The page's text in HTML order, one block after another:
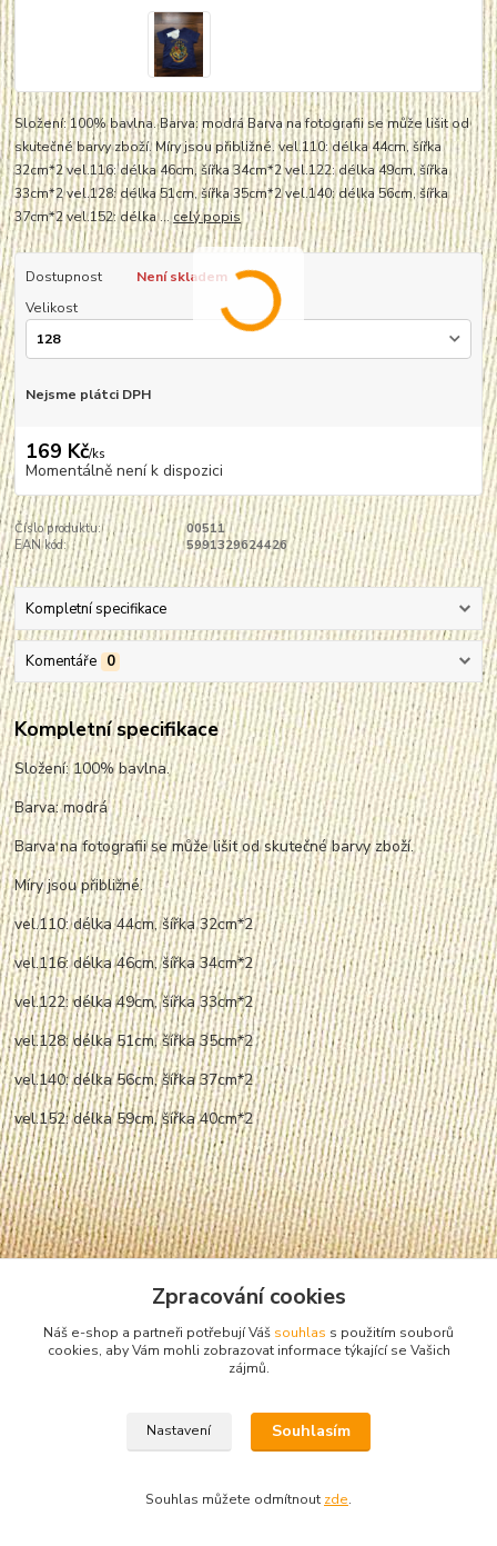
Složení: 100% bavlna. Barva: modrá Barva na fotografii se může lišit od
skutečné barvy zboží. Míry jsou přibližné. vel.110: délka 44cm, šířka
32cm*2 vel.116: délka 46cm, šířka 34cm*2 vel.122: délka 49cm, šířka
33cm*2 vel.128: délka 51cm, šířka 35cm*2 vel.140: délka 56cm, šířka
37cm*2 vel.152: délka ...celý popis
Dostupnost
Není skladem
Velikost
Nejsme plátci DPH
169 Kč/ks
Momentálně není k dispozici
Číslo produktu:
00511
EAN kód:
5991329624426
Kompletní specifikace
Komentáře 0
Kompletní specifikace
Složení: 100% bavlna.
Barva: modrá
Barva na fotografii se může lišit od skutečné barvy zboží.
Míry jsou přibližné.
vel.110: délka 44cm, šířka 32cm*2
vel.116: délka 46cm, šířka 34cm*2
vel.122: délka 49cm, šířka 33cm*2
vel.128: délka 51cm, šířka 35cm*2
vel.140: délka 56cm, šířka 37cm*2
vel.152: délka 59cm, šířka 40cm*2
Zboží zařazeno v kategoriích
Chlapecká trička
Zpracování cookies
Náš e-shop a partneři potřebují Váš souhlas s použitím souborů
cookies, aby Vám mohli zobrazovat informace týkající se Vašich
zájmů.
Nastavení Souhlasím
Souhlas můžete odmítnout zde.